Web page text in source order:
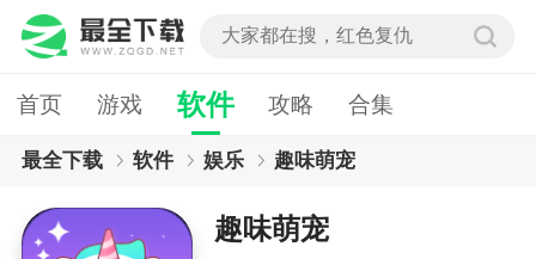
首页 游戏 软件 攻略 合集
最全下载 软件 娱乐 趣味萌宠
趣味萌宠